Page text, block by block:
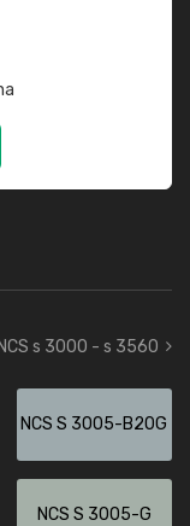
s 3000 - s 3560
NCS S 3005-B20G
NCS S 3005-G